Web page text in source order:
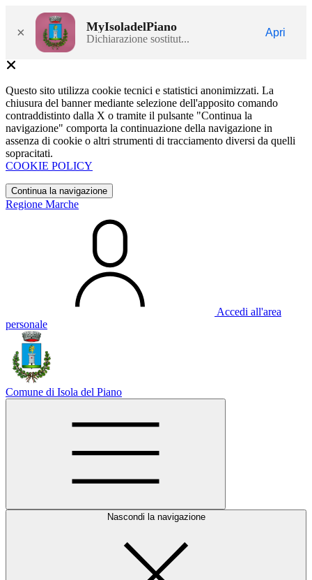
× MyIsoladelPiano
Dichiarazione sostitut...
Apri
Questo sito utilizza cookie tecnici e statistici anonimizzati. La
chiusura del banner mediante selezione dell'apposito comando
contraddistinto dalla X o tramite il pulsante "Continua la
navigazione" comporta la continuazione della navigazione in
assenza di cookie o altri strumenti di tracciamento diversi da quelli
sopracitati.
COOKIE POLICY
Continua la navigazione
Regione Marche
Accedi all'area
personale
Comune di Isola del Piano
Nascondi la navigazione